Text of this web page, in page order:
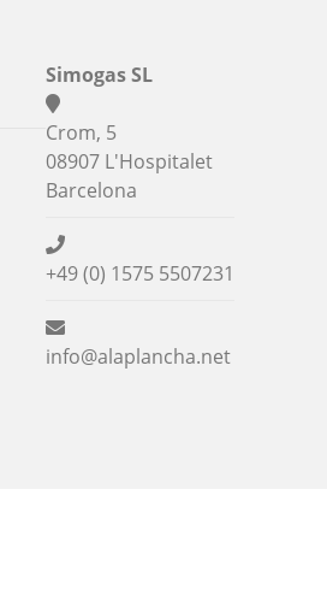
Simogas SL
Crom, 5
08907 L'Hospitalet
Barcelona
+49 (0) 1575 5507231
info@alaplancha.net